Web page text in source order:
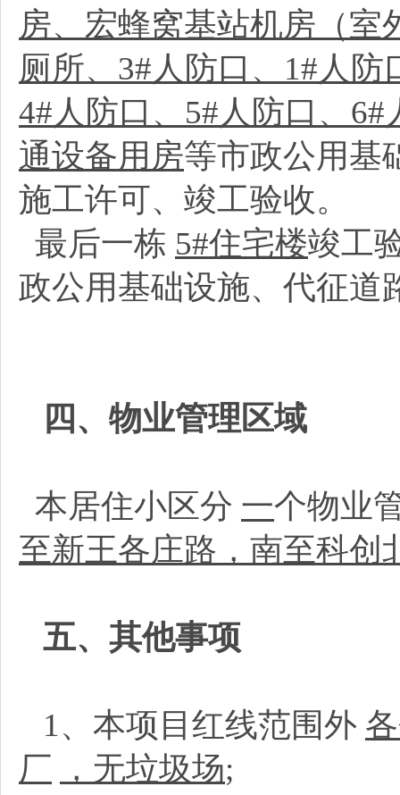
房、宏蜂窝基站机房（室
厕所、3#人防口、1#人
4#人防口、5#人防口、
通设备用房等市政公用基
施工许可、竣工验收。
最后一栋 5#住宅楼竣工
政公用基础设施、代征道
四、物业管理区域
本居住小区分 一个物业
至新王各庄路，南至科
五、其他事项
1、本项目红线范围外
厂
，无垃圾场;